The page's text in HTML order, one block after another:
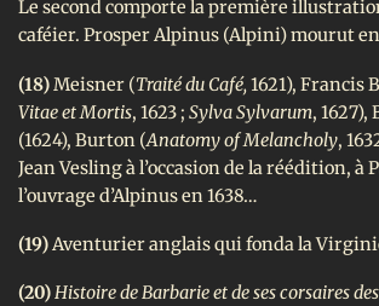
Le second comporte la première
caféier. Prosper Alpinus (Alpini) mourut en
(18)Meisner (Traité du Café, 1621), Francis
Vitae et Mortis, 1623 ; Sylva Sylvarum, 1627),
(1624), Burton (Anatomy of Melancholy,
Jean Vesling à l’occasion de la réédition, à
l’ouvrage d’Alpinus en 1638…
(19)Aventurier anglais qui fonda la
(20)Histoire de Barbarie et de ses corsaires